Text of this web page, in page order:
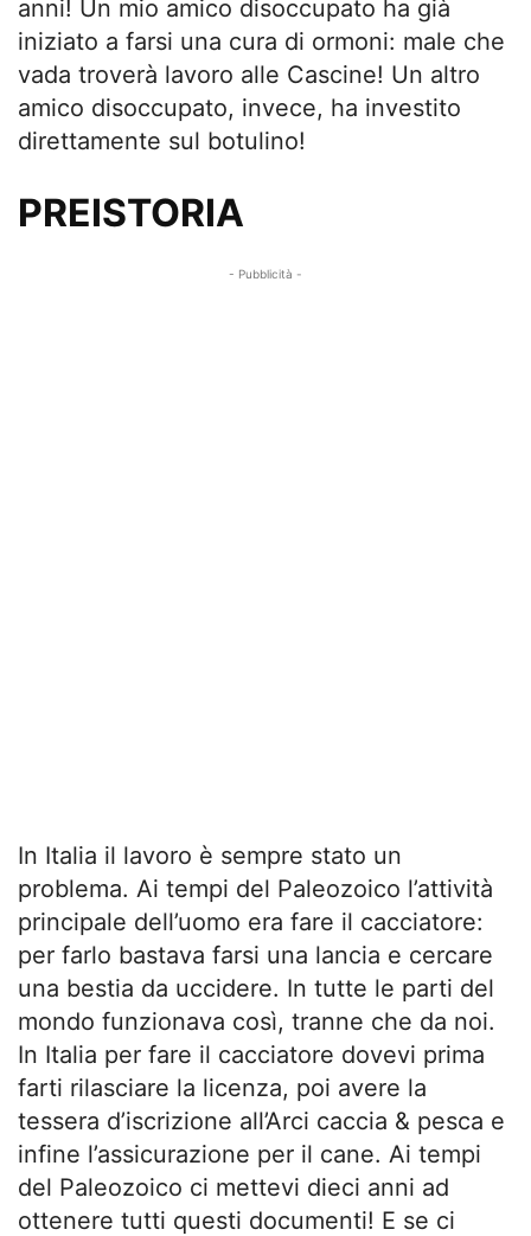
anni! Un mio amico disoccupato ha già
iniziato a farsi una cura di ormoni: male che
vada troverà lavoro alle Cascine! Un altro
amico disoccupato, invece, ha investito
direttamente sul botulino!
PREISTORIA
- Pubblicità -
In Italia il lavoro è sempre stato un
problema. Ai tempi del Paleozoico l’attività
principale dell’uomo era fare il cacciatore:
per farlo bastava farsi una lancia e cercare
una bestia da uccidere. In tutte le parti del
mondo funzionava così, tranne che da noi.
In Italia per fare il cacciatore dovevi prima
farti rilasciare la licenza, poi avere la
tessera d’iscrizione all’Arci caccia & pesca e
infine l’assicurazione per il cane. Ai tempi
del Paleozoico ci mettevi dieci anni ad
ottenere tutti questi documenti! E se ci